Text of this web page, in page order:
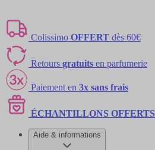
Colissimo OFFERT dès 60€
Retours gratuits en parfumerie
Paiement en 3x sans frais
ÉCHANTILLONS OFFERTS
Aide & informations